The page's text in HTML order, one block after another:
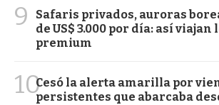
9
Safaris privados, auroras
de US$ 3.000 por día: así viajan
premium
10Cesó la alerta amarilla por
persistentes que abarcaba